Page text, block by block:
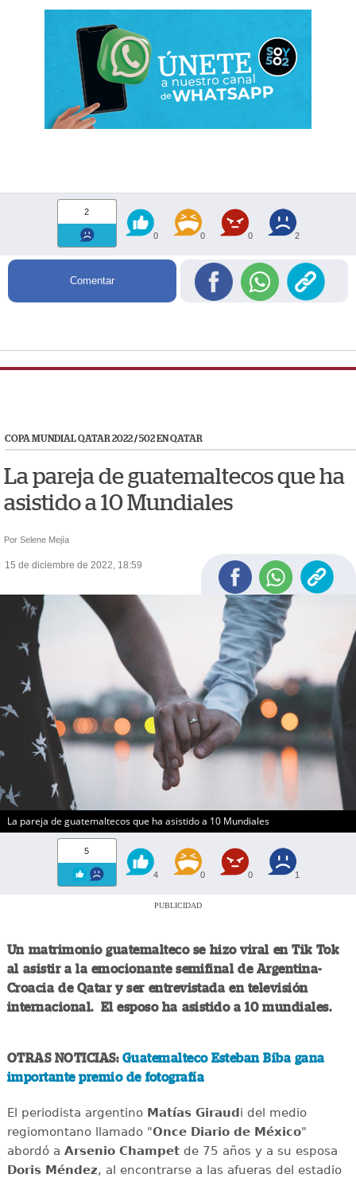
2
0 0 0 2
Comentar
COPA MUNDIAL QATAR 2022/502 EN QATAR
La pareja de guatemaltecos que ha
asistido a 10 Mundiales
Por Selene Mejía
15 de diciembre de 2022, 18:59
La pareja de guatemaltecos que ha asistido a 10 Mundiales
5
4 0 0 1
PUBLICIDAD
Un matrimonio guatemalteco se hizo viral en Tik Tok
al asistir a la emocionante semifinal de Argentina-
Croacia de Qatar y ser entrevistada en televisión
internacional. El esposo ha asistido a 10 mundiales.
OTRAS NOTICIAS:Guatemalteco Esteban Biba gana
importante premio de fotografía
El periodista argentino Matías Giraudi del medio
regiomontano llamado "Once Diario de México"
abordó a Arsenio Champetde 75 años y a su esposa
Doris Méndez, al encontrarse a las afueras del estadio